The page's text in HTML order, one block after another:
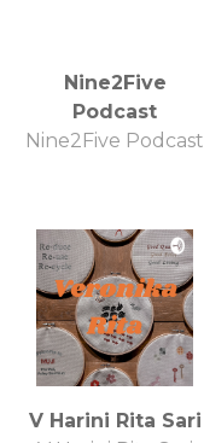
Nine2Five
Podcast
Nine2Five Podcast
V Harini Rita Sari